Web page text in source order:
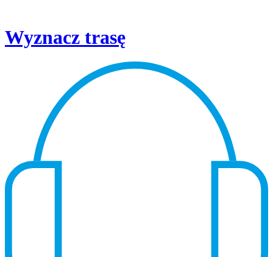
Wyznacz trasę